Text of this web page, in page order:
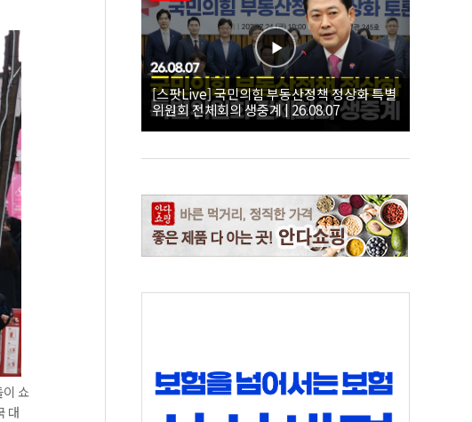
쇼
대
[스팟Live] 국민의힘 부동산정책 정상화 특별
위원회 전체회의 생중계 | 26.08.07